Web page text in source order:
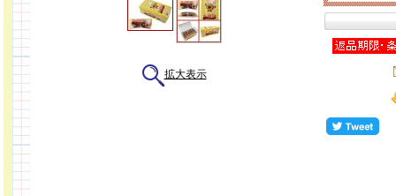
拡大表示